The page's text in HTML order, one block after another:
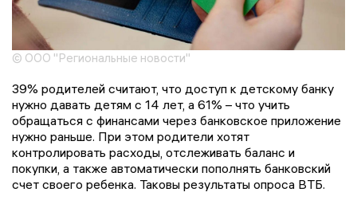
© ООО "Региональные новости"
39% родителей считают, что доступ к детскому банку
нужно давать детям с 14 лет, а 61% – что учить
обращаться с финансами через банковское приложение
нужно раньше. При этом родители хотят
контролировать расходы, отслеживать баланс и
покупки, а также автоматически пополнять банковский
счет своего ребенка. Таковы результаты опроса ВТБ.